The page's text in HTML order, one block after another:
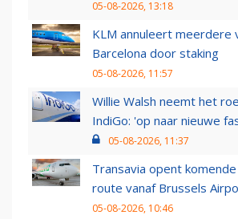
05-08-2026, 13:18
KLM annuleert meerdere
Barcelona door staking
05-08-2026, 11:57
Willie Walsh neemt het
IndiGo: 'op naar nieuwe
05-08-2026, 11:37
Transavia opent
route vanaf Brussels
05-08-2026, 10:46